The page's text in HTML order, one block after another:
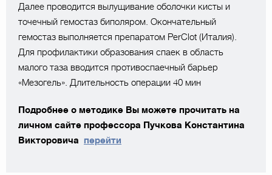
Далее проводится вылущивание оболочки кисты и
точечный гемостаз биполяром. Окончательный
гемостаз выполняется препаратом PerClot (Италия).
Для профилактики образования спаек в область
малого таза вводится противоспаечный барьер
«Мезогель». Длительность операции 40 мин
Подробнее о методике Вы можете прочитать на
личном сайте профессора Пучкова Константина
Викторовича перейти